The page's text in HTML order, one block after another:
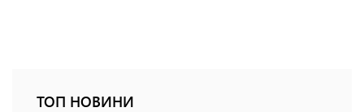
ТОП НОВИНИ